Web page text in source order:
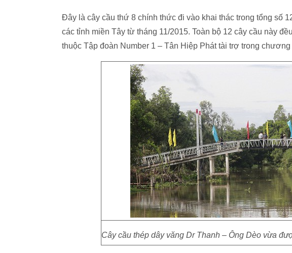
Đây là cây cầu thứ 8 chính thức đi vào khai thác trong tổng số
các tỉnh miền Tây từ tháng 11/2015. Toàn bộ 12 cây cầu này
thuộc Tập đoàn Number 1 – Tân Hiệp Phát tài trợ trong
Cây cầu thép dây văng Dr Thanh – Ông Dèo vừa